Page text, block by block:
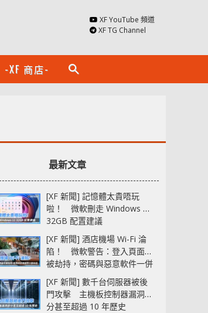
XF YouTube 頻道
XF TG Channel
-XF 商店- search
最新文章
[XF 新聞] 記憶體太貴唔玩
啦！ 微軟刪走 Windows 11
32GB 配置建議
[XF 新聞] 酒店機場 Wi-Fi 淪
陷！ 微軟警告：登入頁面可
被劫持，密碼與惡意軟件一併
中招
[XF 新聞] 數千台伺服器被後
門攻擊 主機板控制器漏洞部
分甚至超過 10 年歷史